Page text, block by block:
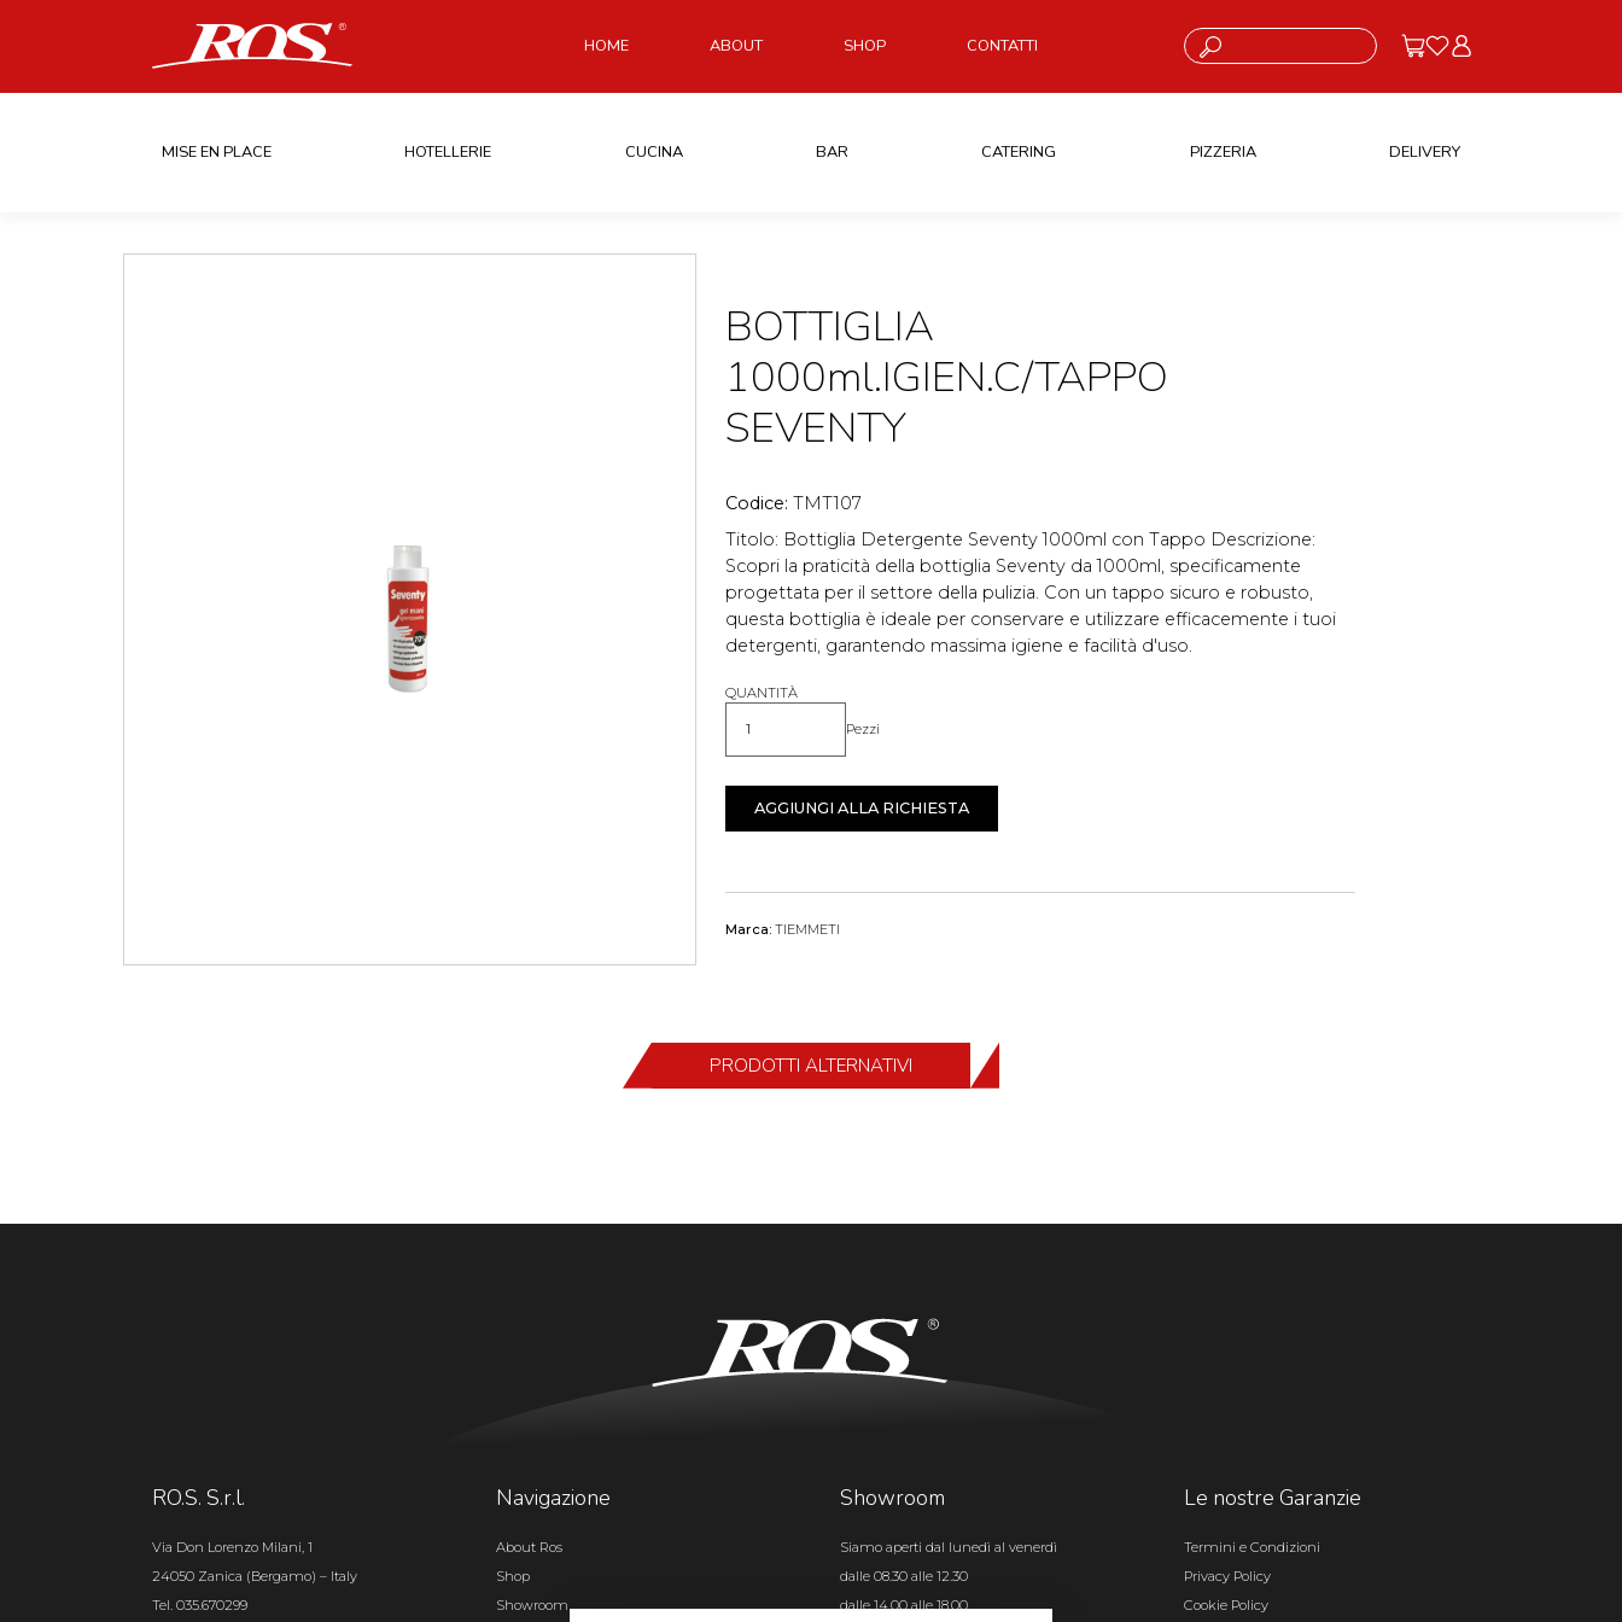
HOME ABOUT SHOP CONTATTI Cosa stai cercando?
MISE EN PLACE HOTELLERIE CUCINA BAR CATERING PIZZERIA DELIVERY
BOTTIGLIA
1000ml.IGIEN.C/TAPPO
SEVENTY
Codice: TMT107
Titolo: Bottiglia Detergente Seventy 1000ml con Tappo Descrizione:
Scopri la praticità della bottiglia Seventy da 1000ml, specificamente
progettata per il settore della pulizia. Con un tappo sicuro e robusto,
questa bottiglia è ideale per conservare e utilizzare efficacemente i tuoi
detergenti, garantendo massima igiene e facilità d'uso.
QUANTITÀ
Quantità Pezzi
AGGIUNGI ALLA RICHIESTA
Marca: TIEMMETI
PRODOTTI ALTERNATIVI
RO.S. S.r.l.
Via Don Lorenzo Milani, 1
24050 Zanica (Bergamo) – Italy
Tel. 035.670299
Navigazione
About Ros
Shop
Showroom
Showroom
Siamo aperti dal lunedì al venerdì
dalle 08.30 alle 12.30
dalle 14.00 alle 18.00
Le nostre Garanzie
Termini e Condizioni
Privacy Policy
Cookie Policy